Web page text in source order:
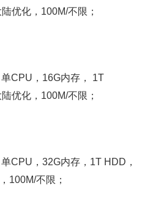
优化，100M/不限；
CPU，16G内存， 1T
优化，100M/不限；
CPU，32G内存，1T HDD，
100M/不限；